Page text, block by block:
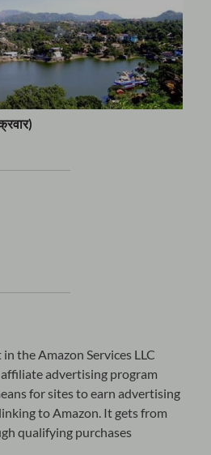
the Amazon Services LLC
advertising program
for sites to earn advertising
to Amazon. It gets from
qualifying purchases